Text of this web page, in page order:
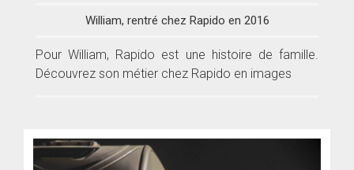
William, rentré chez Rapido en 2016
Pour William, Rapido est une histoire de famille.
Découvrez son métier chez Rapido en images